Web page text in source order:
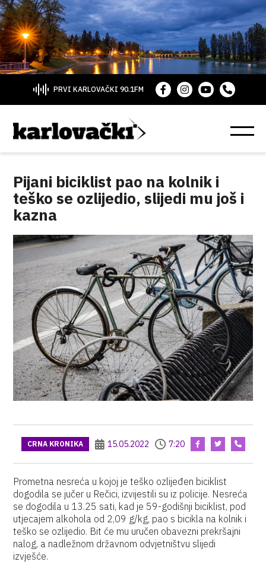
PRVI KARLOVAČKI 90.1FM
Pijani biciklist pao na kolnik i
teško se ozlijedio, slijedi mu još i
kazna
CRNA KRONIKA 15.05.2022 7:20
Prometna nesreća u kojoj je teško ozlijeđen biciklist
dogodila se jučer u Rečici, izvijestili su iz policije. Nesreća
se dogodila u 13.25 sati, kad je 59-godišnji biciklist, pod
utjecajem alkohola od 2,09 g/kg, pao s bicikla na kolnik i
teško se ozlijedio. Bit će mu uručen obavezni prekršajni
nalog, a nadležnom državnom odvjetništvu slijedi
izvješće.